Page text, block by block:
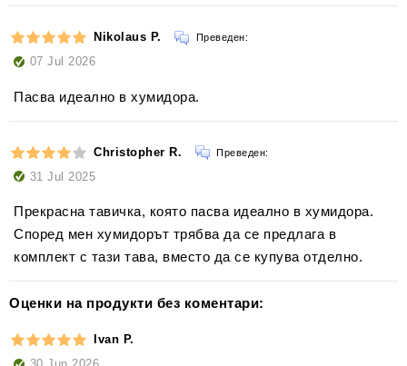
Nikolaus P. Преведен:
07 Jul 2026
Пасва идеално в хумидора.
Christopher R. Преведен:
31 Jul 2025
Прекрасна тавичка, която пасва идеално в хумидора.
Според мен хумидорът трябва да се предлага в
комплект с тази тава, вместо да се купува отделно.
Оценки на продукти без коментари:
Ivan P.